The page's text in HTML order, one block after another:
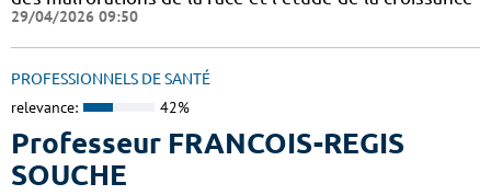
29/04/2026 09:50
PROFESSIONNELS DE SANTÉ
relevance: 42%
Professeur FRANCOIS-REGIS
SOUCHE